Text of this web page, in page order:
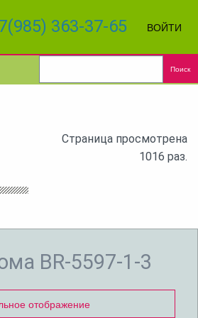
363-37-65 ВОЙТИ
Поиск
Страница просмотрена
1016 раз.
BR-5597-1-3
отображение